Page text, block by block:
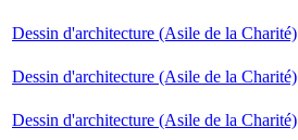
Dessin d'architecture (Asile de la Charité)
Dessin d'architecture (Asile de la Charité)
Dessin d'architecture (Asile de la Charité)